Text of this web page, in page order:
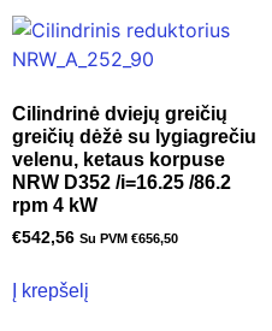
Cilindrinė dviejų greičių
greičių dėžė su lygiagrečiu
velenu, ketaus korpuse
NRW D352 /i=16.25 /86.2
rpm 4 kW
€542,56 Su PVM €656,50
Į krepšelį